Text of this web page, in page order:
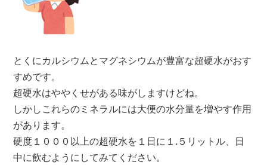
とくにカルシウムとマグネシウムが豊富な超硬水がおす
すめです。
超硬水はややくせがある味がしますけどね。
しかしこれらのミネラルには大便の水分量を増やす作用
があります。
硬度１０００以上の超硬水を１日に１.５リットル、日
中に飲むようにしてみてください。